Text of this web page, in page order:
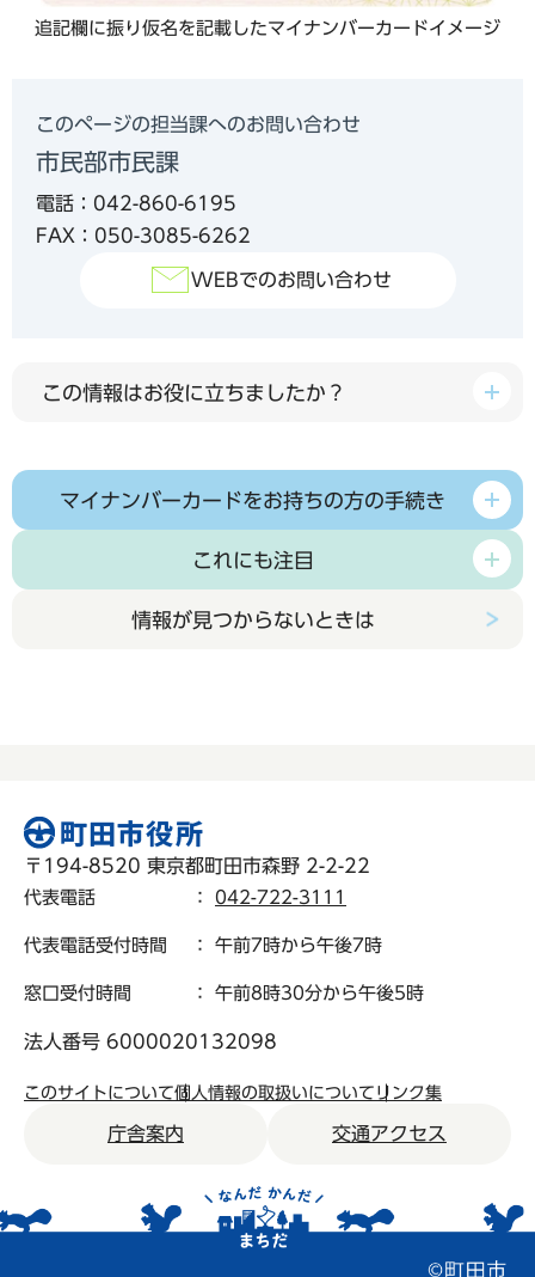
追記欄に振り仮名を記載したマイナンバーカードイメージ
このページの担当課へのお問い合わせ
市民部市民課
電話：042-860-6195
FAX：050-3085-6262
WEBでのお問い合わせ
この情報はお役に立ちましたか？
マイナンバーカードをお持ちの方の手続き
これにも注目
情報が見つからないときは
〒194-8520 東京都町田市森野 2-2-22
代表電話 ： 042-722-3111
代表電話受付時間 ： 午前7時から午後7時
窓口受付時間 ： 午前8時30分から午後5時
法人番号 6000020132098
このサイトについて個人情報の取扱いについて リンク集
庁舎案内 交通アクセス